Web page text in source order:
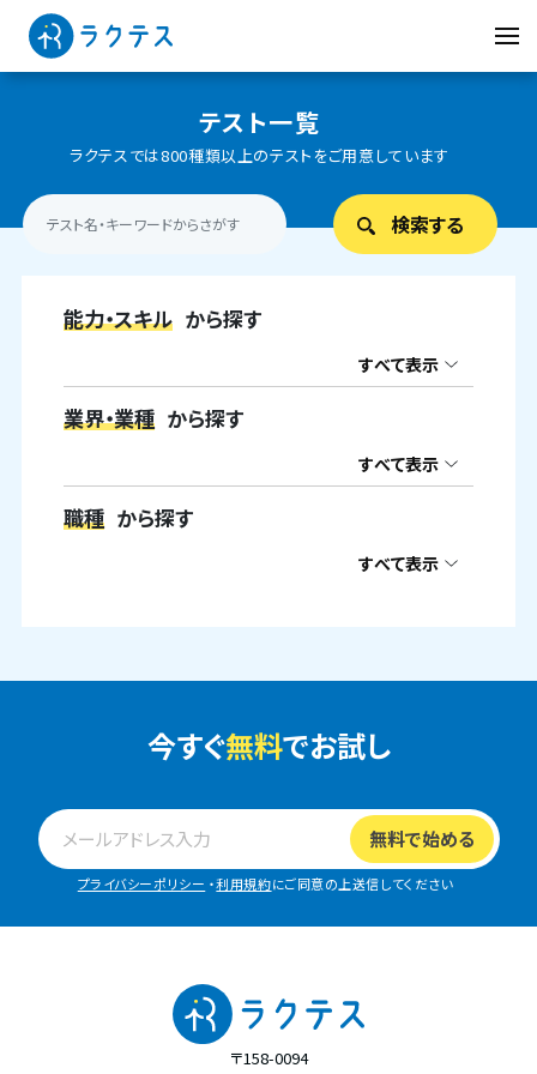
テスト一覧
ラクテスでは800種類以上のテストをご用意しています
能力・スキル から探す
すべて表示
業界・業種 から探す
すべて表示
職種 から探す
すべて表示
今すぐ無料でお試し
プライバシーポリシー ・利用規約にご同意の上送信してください
〒158-0094